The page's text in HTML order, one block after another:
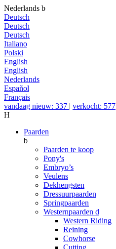
Nederlands b
Deutsch
Deutsch
Deutsch
Italiano
Polski
English
English
Nederlands
Español
Français
vandaag nieuw: 337 | verkocht: 577
H
Paarden
b
Paarden te koop
Pony's
Embryo’s
Veulens
Dekhengsten
Dressuurpaarden
Springpaarden
Westernpaarden d
Western Riding
Reining
Cowhorse
Cutting